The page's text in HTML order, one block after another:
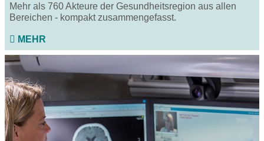
Mehr als 760 Akteure der Gesundheitsregion aus allen
Bereichen - kompakt zusammengefasst.
MEHR